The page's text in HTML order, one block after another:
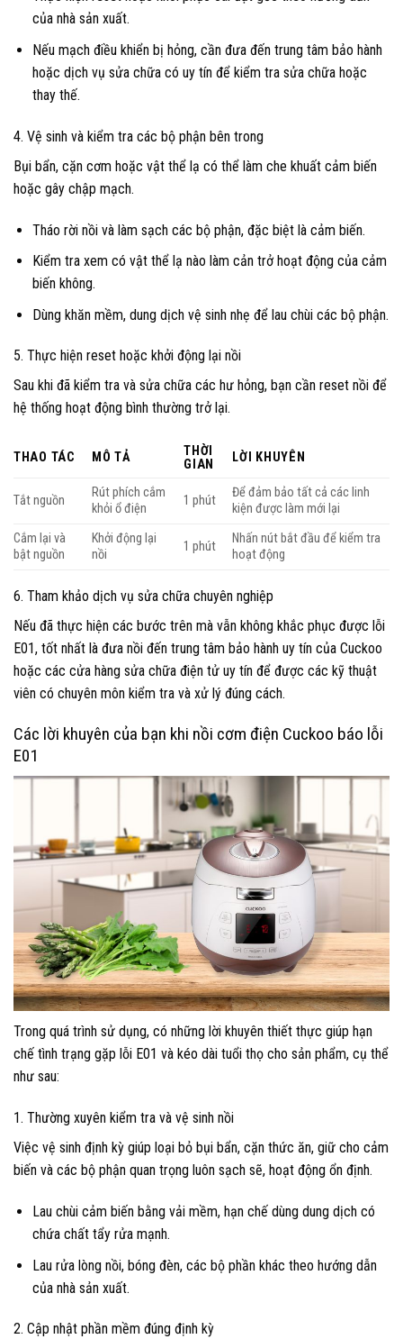
của nhà sản xuất.
Nếu mạch điều khiển bị hỏng, cần đưa đến trung tâm bảo hành
hoặc dịch vụ sửa chữa có uy tín để kiểm tra sửa chữa hoặc
thay thế.
4. Vệ sinh và kiểm tra các bộ phận bên trong
Bụi bẩn, cặn cơm hoặc vật thể lạ có thể làm che khuất cảm biến
hoặc gây chập mạch.
Tháo rời nồi và làm sạch các bộ phận, đặc biệt là cảm biến.
Kiểm tra xem có vật thể lạ nào làm cản trở hoạt động của cảm
biến không.
Dùng khăn mềm, dung dịch vệ sinh nhẹ để lau chùi các bộ phận.
5. Thực hiện reset hoặc khởi động lại nồi
Sau khi đã kiểm tra và sửa chữa các hư hỏng, bạn cần reset nồi để
hệ thống hoạt động bình thường trở lại.
THAO TÁC MÔ TẢ
THỜI
GIAN
LỜI KHUYÊN
Tắt nguồn
Rút phích cắm
khỏi ổ điện
1 phút
Để đảm bảo tất cả các linh
kiện được làm mới lại
Cắm lại và
bật nguồn
Khởi động lại
nồi
1 phút
Nhấn nút bắt đầu để kiểm tra
hoạt động
6. Tham khảo dịch vụ sửa chữa chuyên nghiệp
Nếu đã thực hiện các bước trên mà vẫn không khắc phục được lỗi
E01, tốt nhất là đưa nồi đến trung tâm bảo hành uy tín của Cuckoo
hoặc các cửa hàng sửa chữa điện tử uy tín để được các kỹ thuật
viên có chuyên môn kiểm tra và xử lý đúng cách.
Các lời khuyên của bạn khi nồi cơm điện Cuckoo báo lỗi
E01
Trong quá trình sử dụng, có những lời khuyên thiết thực giúp hạn
chế tình trạng gặp lỗi E01 và kéo dài tuổi thọ cho sản phẩm, cụ thể
như sau:
1. Thường xuyên kiểm tra và vệ sinh nồi
Việc vệ sinh định kỳ giúp loại bỏ bụi bẩn, cặn thức ăn, giữ cho cảm
biến và các bộ phận quan trọng luôn sạch sẽ, hoạt động ổn định.
Lau chùi cảm biến bằng vải mềm, hạn chế dùng dung dịch có
chứa chất tẩy rửa mạnh.
Lau rửa lòng nồi, bóng đèn, các bộ phần khác theo hướng dẫn
của nhà sản xuất.
2. Cập nhật phần mềm đúng định kỳ